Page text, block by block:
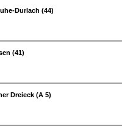
Durlach (44)
(41)
Dreieck (A 5)